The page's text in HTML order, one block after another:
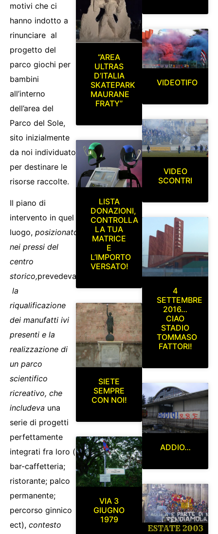
motivi che ci
hanno indotto a
rinunciare al
progetto del
parco giochi per
bambini
all’interno
dell’area del
Parco del Sole,
sito inizialmente
da noi individuato
per destinare le
risorse raccolte.
Il piano di
intervento in quel
luogo, posizionato
nei pressi del
centro
storico,prevedeva
la
riqualificazione
dei manufatti ivi
presenti e la
realizzazione di
un parco
scientifico
ricreativo, che
includeva una
serie di progetti
perfettamente
integrati fra loro (
bar-caffetteria;
ristorante; palco
permanente;
percorso ginnico
ect), contesto
“AREA
ULTRAS
D’ITALIA
SKATEPARK
MAURANE
FRATY”
LISTA
DONAZIONI,
CONTROLLA
LA TUA
MATRICE
E
L’IMPORTO
VERSATO!
SIETE
SEMPRE
CON NOI!
VIA 3
GIUGNO
1979
VIDEOTIFO
VIDEO
SCONTRI
4
SETTEMBRE
2016…
CIAO
STADIO
TOMMASO
FATTORI!
ADDIO…